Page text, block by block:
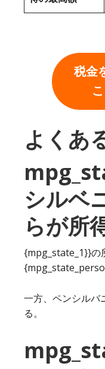
税金
よくあ
シルベ
らが所
{mpg_state_1}}の
一方、ペンシルバ
る。